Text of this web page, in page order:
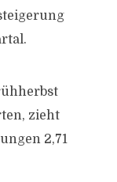
zieht
2,71